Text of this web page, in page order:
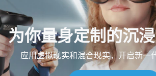
为你量身定制的沉浸
应用虚拟现实和混合现实，开启新一